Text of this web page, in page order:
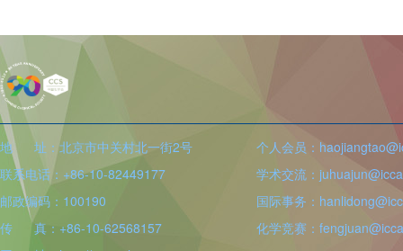
地 址：北京市中关村北一街2号
联系电话：+86-10-82449177
邮政编码：100190
传 真：+86-10-62568157
个人会员：
学术交流：
国际事务：
化学竞赛：